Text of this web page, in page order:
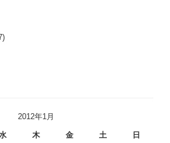
2012年1月
木 金 土 日